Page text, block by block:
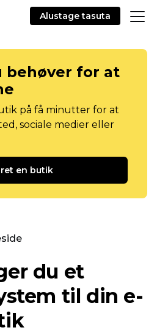
Alustage tasuta
behøver for at
på få minutter for at
sociale medier eller
en butik
du et
til din e-